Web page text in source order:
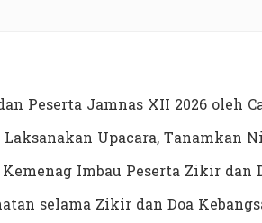
Peserta Jamnas XII 2026 oleh
Upacara, Tanamkan
Imbau Peserta Zikir dan
selama Zikir dan Doa